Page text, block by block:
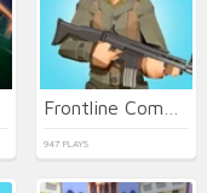
947 PLAYS